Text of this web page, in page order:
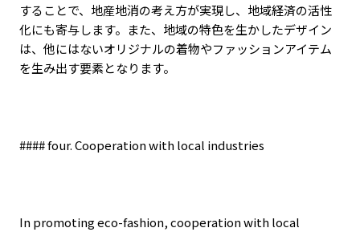
することで、地産地消の考え方が実現し、地域経済の活性
化にも寄与します。また、地域の特色を生かしたデザイン
は、他にはないオリジナルの着物やファッションアイテム
を生み出す要素となります。
#### four. Cooperation with local industries
In promoting eco-fashion, cooperation with local